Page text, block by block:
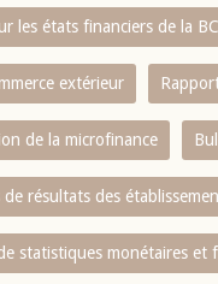
les états financiers de la
extérieur
de la microfinance
résultats des
statistiques monétaires et